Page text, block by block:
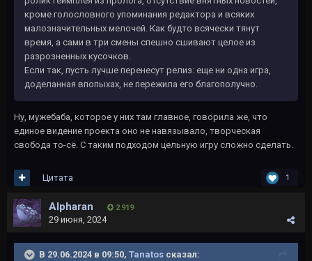
кроме голословного упоминания редактора и всяких
малозначительных мелочей. Как будто всячески тянут
время, а сами в три смены спешно сшивают целое из
разрозненных кусочков.
Если так, пусть лучше перенесут релиз: еще ни одна игра,
доделанная впопыхах, не пережила его благополучно.
Ну, мужебаба, которое у них там главное, говорила же, что
единое видение проекта оно не навязывало, творческая
свобода то-сё. С таким подходом цельную игру сложно сделать.
1
Цитата
Alpharan 2 919
29 июня, 2024
В 29.06.2024 в 09:50, Tanatos сказал: